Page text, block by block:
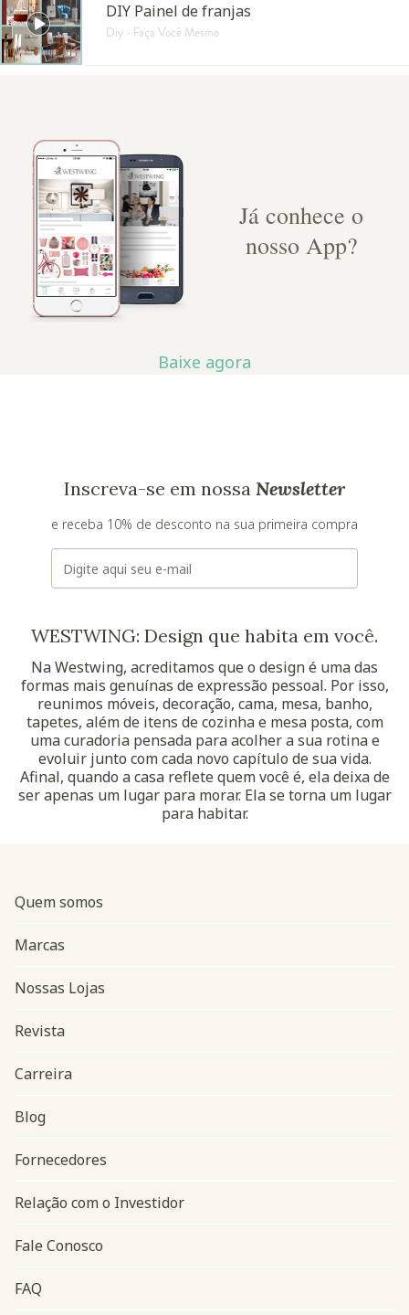
DIY Painel de franjas
Diy - Faça Você Mesmo
Já conhece o
nosso App?
Baixe agora
Inscreva-se em nossa Newsletter
e receba 10% de desconto na sua primeira compra
E-mail
WESTWING: Design que habita em você.
Na Westwing, acreditamos que o design é uma das
formas mais genuínas de expressão pessoal. Por isso,
reunimos móveis, decoração, cama, mesa, banho,
tapetes, além de itens de cozinha e mesa posta, com
uma curadoria pensada para acolher a sua rotina e
evoluir junto com cada novo capítulo de sua vida.
Afinal, quando a casa reflete quem você é, ela deixa de
ser apenas um lugar para morar. Ela se torna um lugar
para habitar.
Navegação do rodapé
Quem somos
Marcas
Nossas Lojas
Revista
Carreira
Blog
Fornecedores
Relação com o Investidor
Fale Conosco
FAQ